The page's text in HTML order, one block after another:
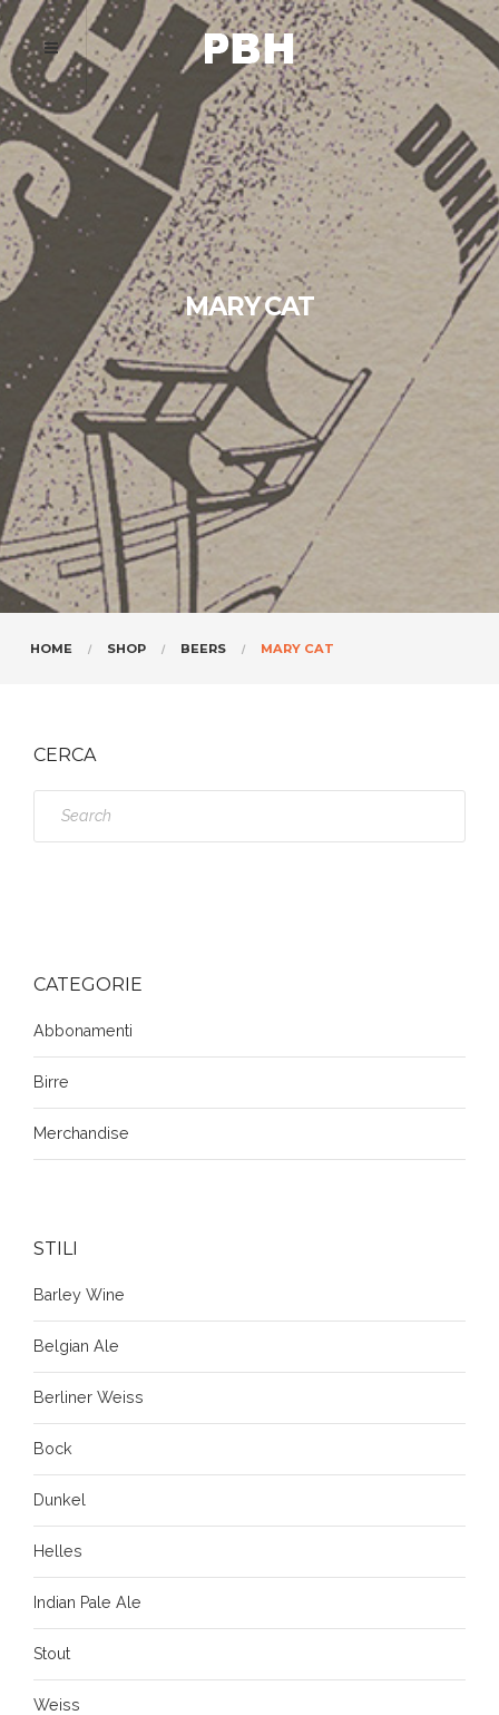
MARY CAT
HOME SHOP BEERS MARY CAT
CERCA
a
CATEGORIE
Abbonamenti
Birre
Merchandise
STILI
Barley Wine
Belgian Ale
Berliner Weiss
Bock
Dunkel
Helles
Indian Pale Ale
Stout
Weiss